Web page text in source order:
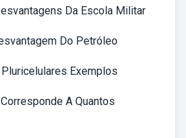
Da Escola Militar
Do Petróleo
Exemplos
A Quantos